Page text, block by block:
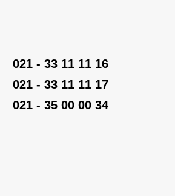
16 11 11 33 - 021
17 11 11 33 - 021
34 00 00 35 - 021